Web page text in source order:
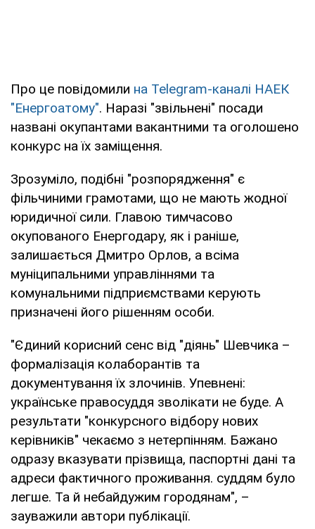
Про це повідомили на Telegram-каналі НАЕК
"Енергоатому". Наразі "звільнені" посади
названі окупантами вакантними та оголошено
конкурс на їх заміщення.
Зрозуміло, подібні "розпорядження" є
фільчиними грамотами, що не мають жодної
юридичної сили. Главою тимчасово
окупованого Енергодару, як і раніше,
залишається Дмитро Орлов, а всіма
муніципальними управліннями та
комунальними підприємствами керують
призначені його рішенням особи.
"Єдиний корисний сенс від "діянь" Шевчика –
формалізація колаборантів та
документування їх злочинів. Упевнені:
українське правосуддя зволікати не буде. А
результати "конкурсного відбору нових
керівників" чекаємо з нетерпінням. Бажано
одразу вказувати прізвища, паспортні дані та
адреси фактичного проживання. суддям було
легше. Та й небайдужим городянам", –
зауважили автори публікації.